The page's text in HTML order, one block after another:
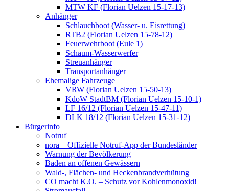
MTW KF (Florian Uelzen 15-17-13)
Anhänger
Schlauchboot (Wasser- u. Eisrettung)
RTB2 (Florian Uelzen 15-78-12)
Feuerwehrboot (Eule 1)
Schaum-Wasserwerfer
Streuanhänger
Transportanhänger
Ehemalige Fahrzeuge
VRW (Florian Uelzen 15-50-13)
KdoW StadtBM (Florian Uelzen 15-10-1)
LF 16/12 (Florian Uelzen 15-47-11)
DLK 18/12 (Florian Uelzen 15-31-12)
Bürgerinfo
Notruf
nora – Offizielle Notruf-App der Bundesländer
Warnung der Bevölkerung
Baden an offenen Gewässern
Wald-, Flächen- und Heckenbrandverhütung
CO macht K.O. – Schutz vor Kohlenmonoxid!